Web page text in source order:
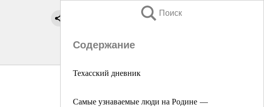
Поиск
Содержание
Техасский дневник
Самые узнаваемые люди на Родине —